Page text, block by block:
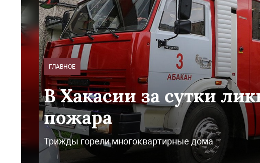
ГЛАВНОЕ
В Хакасии за сутки
пожара
Трижды горели многоквартирные дома